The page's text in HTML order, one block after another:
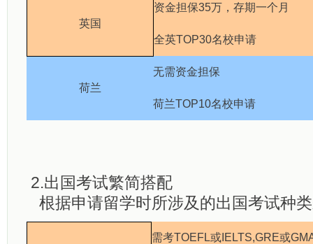
英国
资金担保35万，存期一个月
全英TOP30名校申请
荷兰
无需资金担保
荷兰TOP10名校申请
2.出国考试繁简搭配
根据申请留学时所涉及的出国考试种
需考TOEFL或IELTS,GRE或